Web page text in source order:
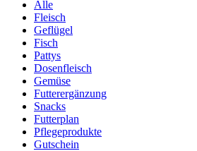
Alle
Fleisch
Geflügel
Fisch
Pattys
Dosenfleisch
Gemüse
Futterergänzung
Snacks
Futterplan
Pflegeprodukte
Gutschein